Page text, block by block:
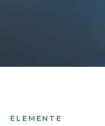
ELEMENTE